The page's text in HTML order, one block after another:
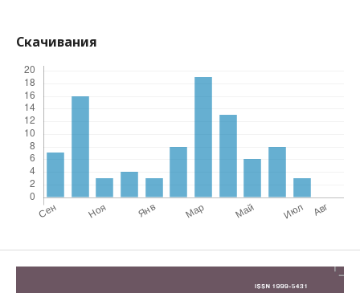
Скачивания